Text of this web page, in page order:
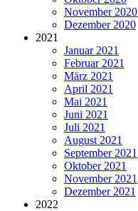
November 2020
Dezember 2020
2021
Januar 2021
Februar 2021
März 2021
April 2021
Mai 2021
Juni 2021
Juli 2021
August 2021
September 2021
Oktober 2021
November 2021
Dezember 2021
2022